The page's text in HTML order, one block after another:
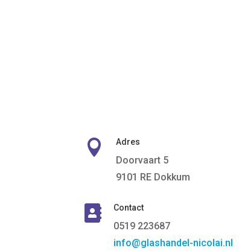
 Adres
Doorvaart 5
9101 RE Dokkum
 Contact
0519 223687
info@glashandel-nicolai.nl